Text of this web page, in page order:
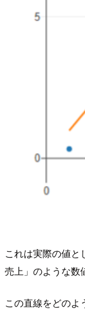
これは実際の値
売上」のような数
この直線をどのよ